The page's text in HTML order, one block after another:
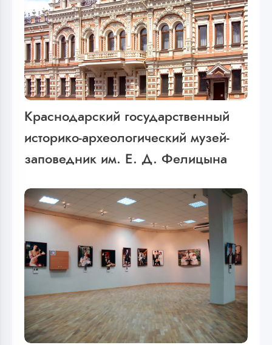
Краснодарский государственный
историко-археологический музей-
заповедник им. Е. Д. Фелицына